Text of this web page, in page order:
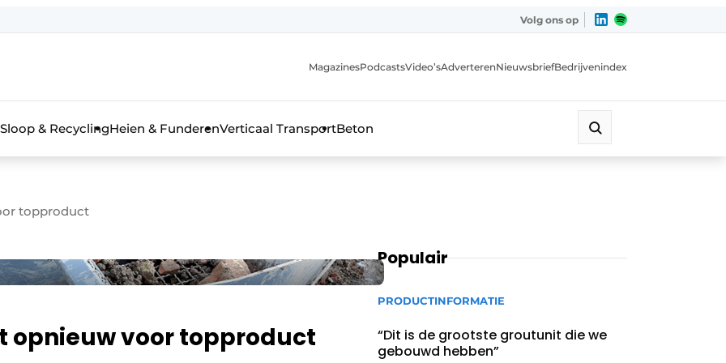
de aanmelding
voor de aanmelding FR
& bouwmachines
Volg ons op
MagazinesPodcastsVideo’sAdverterenNieuwsbriefBedrijvenindex
Sloop & RecyclingHeien & FunderenVerticaal TransportBeton
topproduct
opnieuw voor topproduct
Populair
PRODUCTINFORMATIE
“Dit is de grootste groutunit die we
gebouwd hebben”